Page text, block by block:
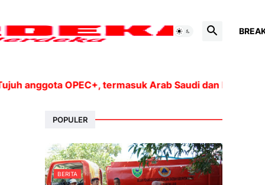
OPEC+, termasuk Arab Saudi dan Rusia, akan
POPULER
BERITA